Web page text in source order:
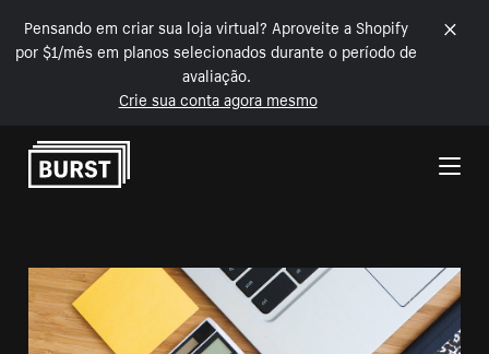
Pensando em criar sua loja virtual? Aproveite a Shopify
por $1/mês em planos selecionados durante o período de
avaliação.
Crie sua conta agora mesmo
Pular para o conteúdo